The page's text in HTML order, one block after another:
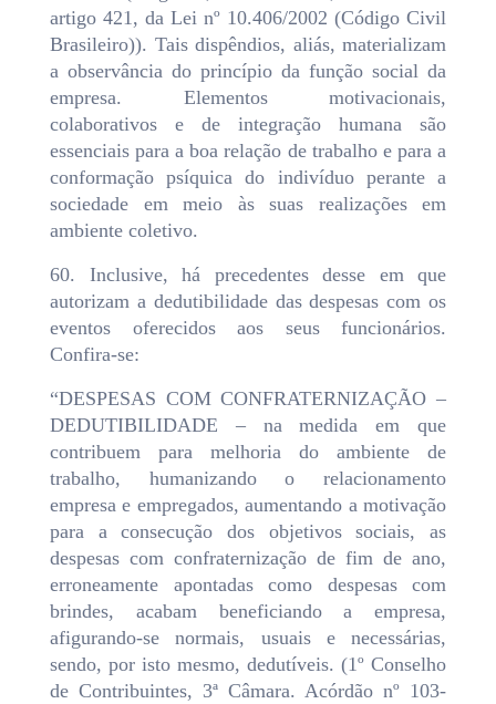
artigo 421, da Lei nº 10.406/2002 (Código Civil
Brasileiro)). Tais dispêndios, aliás, materializam
a observância do princípio da função social da
empresa. Elementos motivacionais,
colaborativos e de integração humana são
essenciais para a boa relação de trabalho e para a
conformação psíquica do indivíduo perante a
sociedade em meio às suas realizações em
ambiente coletivo.
60. Inclusive, há precedentes desse em que
autorizam a dedutibilidade das despesas com os
eventos oferecidos aos seus funcionários.
Confira-se:
“DESPESAS COM CONFRATERNIZAÇÃO –
DEDUTIBILIDADE – na medida em que
contribuem para melhoria do ambiente de
trabalho, humanizando o relacionamento
empresa e empregados, aumentando a motivação
para a consecução dos objetivos sociais, as
despesas com confraternização de fim de ano,
erroneamente apontadas como despesas com
brindes, acabam beneficiando a empresa,
afigurando-se normais, usuais e necessárias,
sendo, por isto mesmo, dedutíveis. (1º Conselho
de Contribuintes, 3ª Câmara. Acórdão nº 103-